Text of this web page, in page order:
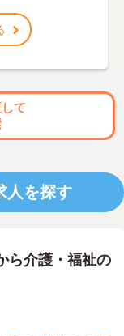
て
人を探す
ら介護・福祉の